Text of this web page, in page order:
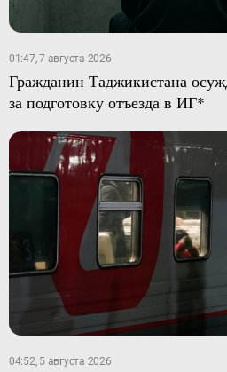
01:47, 7 августа 2026
Гражданин Таджикистана
за подготовку отъезда в ИГ*
04:52, 5 августа 2026